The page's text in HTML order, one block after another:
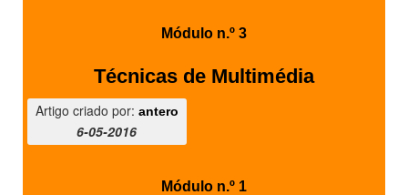
Módulo n.º 3
Técnicas de Multimédia
Artigo criado por: antero
6-05-2016
Módulo n.º 1